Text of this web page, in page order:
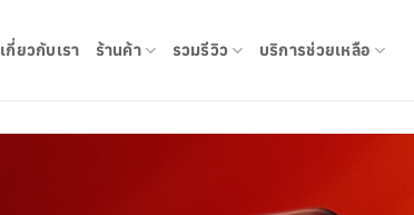
เกี่ยวกับเรา ร้านค้า รวมรีวิว บริการช่วยเหลือ